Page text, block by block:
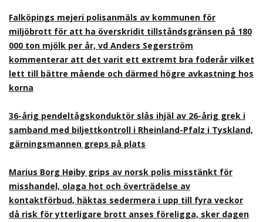
Falköpings mejeri polisanmäls av kommunen för
miljöbrott för att ha överskridit tillståndsgränsen på 180
000 ton mjölk per år, vd Anders Segerström
kommenterar att det varit ett extremt bra foderår vilket
lett till bättre mående och därmed högre avkastning hos
korna
36-årig pendeltågskonduktör slås ihjäl av 26-årig grek i
samband med biljettkontroll i Rheinland-Pfalz i Tyskland,
gärningsmannen greps på plats
Marius Borg Høiby grips av norsk polis misstänkt för
misshandel, olaga hot och överträdelse av
kontaktförbud, häktas sedermera i upp till fyra veckor
då risk för ytterligare brott anses föreligga, sker dagen